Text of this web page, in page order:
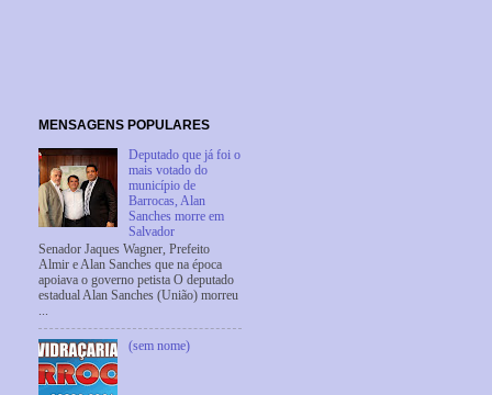
MENSAGENS POPULARES
Deputado que já foi o
mais votado do
município de
Barrocas, Alan
Sanches morre em
Salvador
Senador Jaques Wagner, Prefeito
Almir e Alan Sanches que na época
apoiava o governo petista O deputado
estadual Alan Sanches (União) morreu
...
(sem nome)